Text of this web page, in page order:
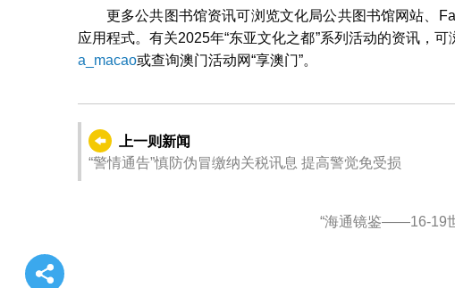
更多公共图书馆资讯可浏览文化局公共图书馆网站、
应用程式。有关2025年“东亚文化之都”系列活动的资讯，可
a_macao或查询澳门活动网“享澳门”。
上一则新闻
“警情通告”慎防伪冒缴纳关税讯息 提高警觉免受损
“海通镜鉴——16-19